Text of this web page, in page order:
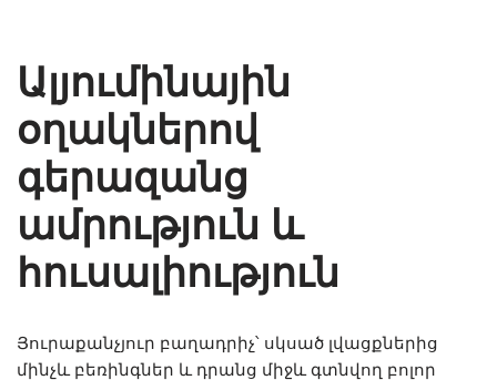
Ալյումինային
օղակներով
գերազանց
ամրություն և
հուսալիություն
Յուրաքանչյուր բաղադրիչ՝ սկսած լվացքներից
մինչև բեռինգներ և դրանց միջև գտնվող բոլոր